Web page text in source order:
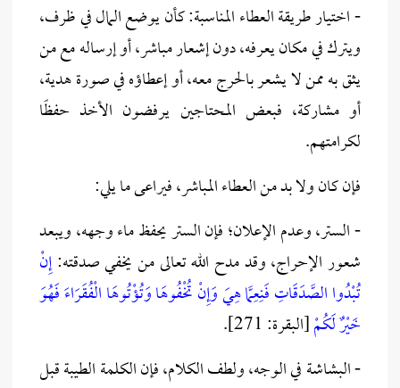
- اختيار طريقة العطاء المناسبة: كأن يوضع المال في ظرف،
ويترك في مكان يعرفه، دون إشعار مباشر، أو إرساله مع من
يثق به ممن لا يشعر بالحرج معه، أو إعطاؤه في صورة هدية،
أو مشاركة، فبعض المحتاجين يرفضون الأخذ حفظًا
لكرامتهم.
فإن كان ولا بد من العطاء المباشر، فيراعى ما يلي:
- الستر، وعدم الإعلان؛ فإن الستر يحفظ ماء وجهه، ويبعد
شعور الإحراج، وقد مدح الله تعالى من يخفي صدقته:إِنْ
تُبْدُوا الصَّدَقَاتِ فَنِعِمَّا هِيَ وَإِنْ تُخْفُوهَا وَتُؤْتُوهَا الْفُقَرَاءَ فَهُوَ
خَيْرٌ لَكُمْ[البقرة: 271].
- البشاشة في الوجه، ولطف الكلام، فإن الكلمة الطيبة قبل